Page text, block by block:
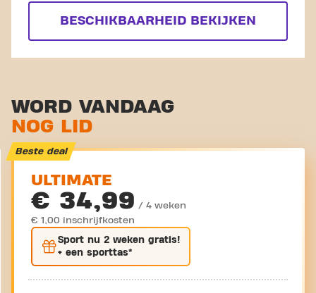
BESCHIKBAARHEID BEKIJKEN
WORD VANDAAG
NOG LID
Beste deal
ULTIMATE
€ 34,99 / 4 weken
€ 1,00 inschrijfkosten
Sport nu 2 weken gratis!
+ een sporttas*